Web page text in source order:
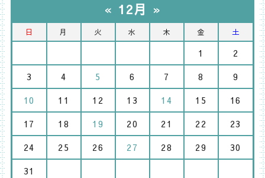
« 12月 »
日 月 火 水 木 金 土
1
2
3
4 5 6 7 8
9
10
11 12 13 14 15
16
17
18 19 20 21 22
23
24
25 26 27 28 29
30
31